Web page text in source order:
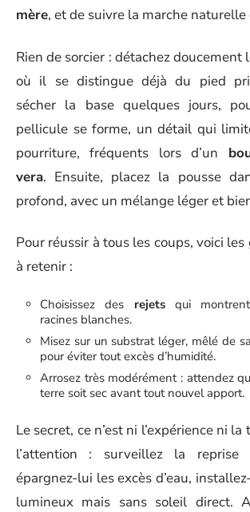
mère, et de suivre la marche naturelle
Rien de sorcier : détachez doucement
où il se distingue déjà du pied
sécher la base quelques jours,
pellicule se forme, un détail qui
pourriture, fréquents lors d’un
vera. Ensuite, placez la pousse
profond, avec un mélange léger et
Pour réussir à tous les coups, voici
à retenir :
Choisissez des rejetsqui
racines blanches.
Misez sur un substrat léger, mêlé de
pour éviter tout excès d’humidité.
Arrosez très modérément : attendez
terre soit sec avant tout nouvel apport.
Le secret, ce n’est ni l’expérience ni
l’attention : surveillez la
épargnez-lui les excès d’eau,
lumineux mais sans soleil direct.